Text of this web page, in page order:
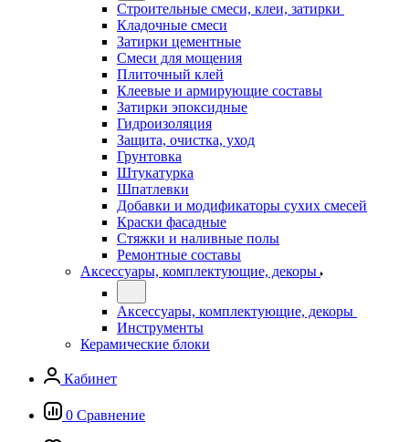
Строительные смеси, клеи, затирки
Кладочные смеси
Затирки цементные
Смеси для мощения
Плиточный клей
Клеевые и армирующие составы
Затирки эпоксидные
Гидроизоляция
Защита, очистка, уход
Грунтовка
Штукатурка
Шпатлевки
Добавки и модификаторы сухих смесей
Краски фасадные
Стяжки и наливные полы
Ремонтные составы
Аксессуары, комплектующие, декоры
Аксессуары, комплектующие, декоры
Инструменты
Керамические блоки
Кабинет
0 Сравнение